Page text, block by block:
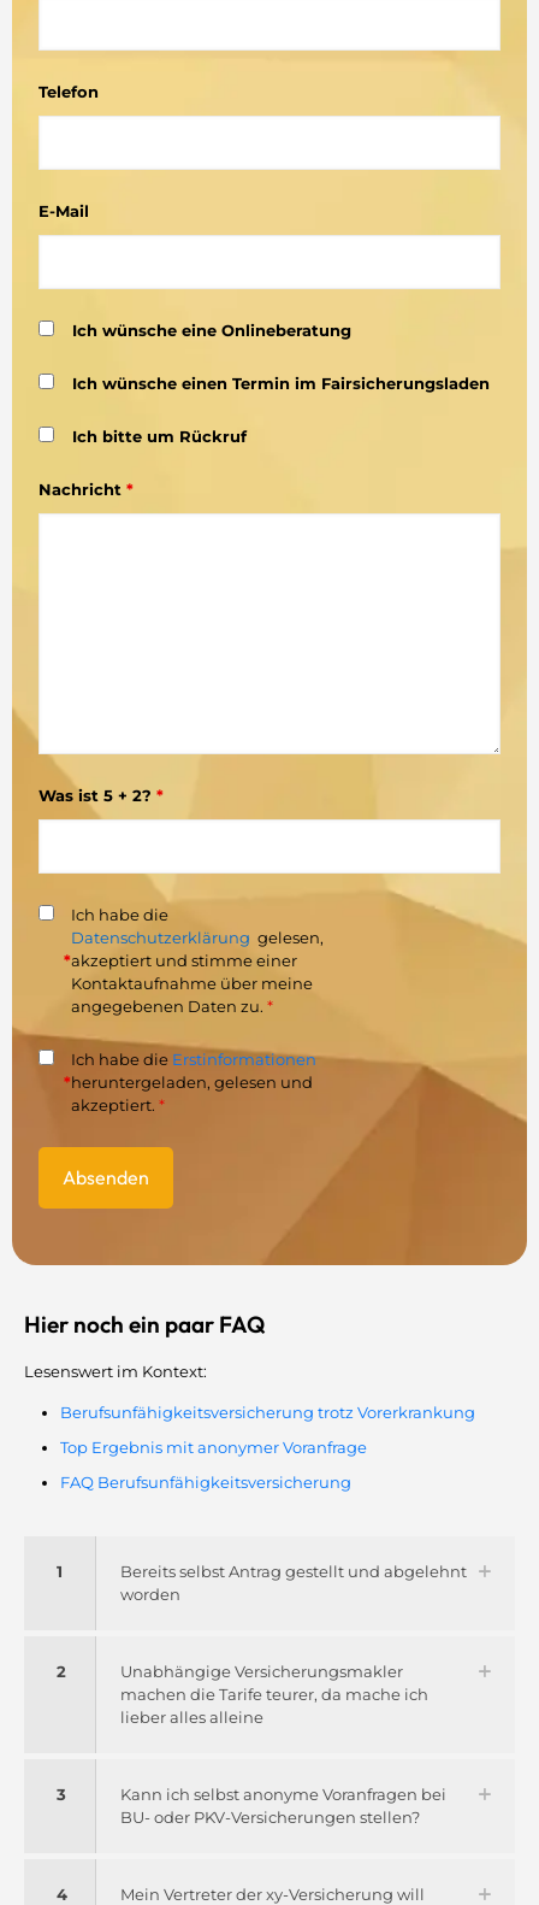
Telefon
E-Mail
Ich wünsche eine Onlineberatung
Ich wünsche einen Termin im Fairsicherungsladen
Ich bitte um Rückruf
Nachricht *
Was ist 5 + 2? *
*
Ich habe die
Datenschutzerklärung gelesen,
akzeptiert und stimme einer
Kontaktaufnahme über meine
angegebenen Daten zu. *
*
Ich habe die Erstinformationen
heruntergeladen, gelesen und
akzeptiert. *
Hier noch ein paar FAQ
Lesenswert im Kontext:
Berufsunfähigkeitsversicherung trotz Vorerkrankung
Top Ergebnis mit anonymer Voranfrage
FAQ Berufsunfähigkeitsversicherung
1
Bereits selbst Antrag gestellt und abgelehnt
worden
2
Unabhängige Versicherungsmakler
machen die Tarife teurer, da mache ich
lieber alles alleine
3
Kann ich selbst anonyme Voranfragen bei
BU- oder PKV-Versicherungen stellen?
4
Mein Vertreter der xy-Versicherung will